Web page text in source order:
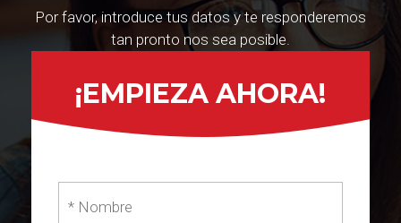
Por favor, introduce tus datos y te responderemos
tan pronto nos sea posible.
¡EMPIEZA AHORA!